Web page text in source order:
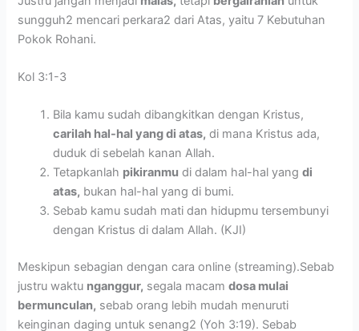
sungguh2 mencari perkara2 dari Atas, yaitu 7 Kebutuhan
Pokok Rohani.
Kol 3:1-3
Bila kamu sudah dibangkitkan dengan Kristus,
carilah hal-hal yang di atas, di mana Kristus ada,
duduk di sebelah kanan Allah.
Tetapkanlah pikiranmu di dalam hal-hal yangdi
atas, bukan hal-hal yang di bumi.
Sebab kamu sudah mati dan hidupmu tersembunyi
dengan Kristus di dalam Allah. (KJI)
Meskipun sebagian dengan cara online (streaming).Sebab
justru waktu nganggur, segala macamdosa mulai
bermunculan, sebab orang lebih mudah menuruti
keinginan daging untuk senang2 (Yoh 3:19). Sebab